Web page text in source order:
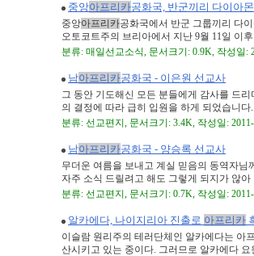
중앙아프리카공화국, 반군끼리 다이아
중앙아프리카공화국에서 반군 그룹끼리 다
오토코트주의 브리아에서 지난 9월 11일 이
분류: 매일선교소식, 문서크기: 0.9K, 작성일:
남아프리카공화국 - 이은원 선교사
그 동안 기도해신 모든 분들에게 감사를 드
의 결정에 따라 급히 입원을 하게 되었습니
분류: 선교편지, 문서크기: 3.4K, 작성일:
남아프리카공화국 - 양승록 선교사
무더운 여름을 보내고 계실 믿음의 동역자
자주 소식 드릴려고 해도 그렇게 되지가 않
분류: 선교편지, 문서크기: 0.7K, 작성일:
알카에다, 나이지리아 진출로 아프리카
이슬람 원리주의 테러단체인 알카에다는 아
산시키고 있는 중이다. 그러므로 알카에다